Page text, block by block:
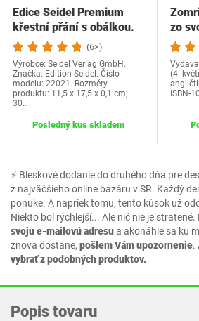
⚡ Bleskové dodanie do druhého dňa pre
z najväčšieho online bazáru v SR. Každý
ponuke. A napriek tomu, tento kúsok už
Niekto bol rýchlejší... Ale nič nie je stratené.
svoju e-mailovú adresua akonáhle sa ku
znova dostane, pošlem Vám upozornenie.
vybrať z podobných produktov.
Edice Seidel Premium
křestní přání s obálkou.
Přání ke křtu…(6×)
Výrobce: Seidel Verlag GmbH.
Značka: Edition Seidel. Číslo
modelu: 22021. Rozměry
produktu: 11,5 x 17,5 x 0,1 cm;
30…
Posledný kus skladem
zo
(4.
ISBN-
Popis tovaru